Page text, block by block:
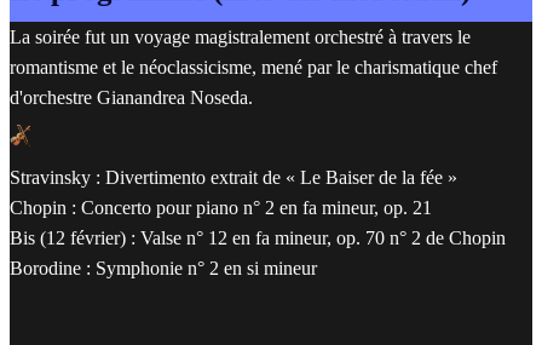
La soirée fut un voyage magistralement orchestré à travers le
romantisme et le néoclassicisme, mené par le charismatique chef
d'orchestre Gianandrea Noseda.
Stravinsky : Divertimento extrait de « Le Baiser de la fée »
Chopin : Concerto pour piano n° 2 en fa mineur, op. 21
Bis (12 février) : Valse n° 12 en fa mineur, op. 70 n° 2 de Chopin
Borodine : Symphonie n° 2 en si mineur